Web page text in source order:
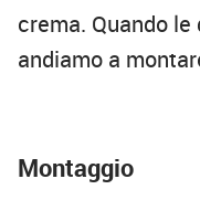
crema. Quando
andiamo a
Montaggio